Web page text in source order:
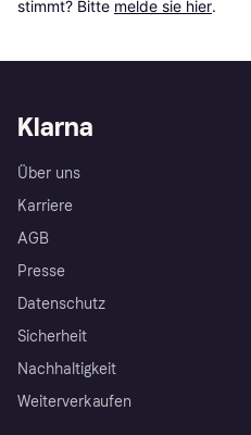
stimmt? Bitte melde sie hier.
Klarna
Über uns
Karriere
AGB
Presse
Datenschutz
Sicherheit
Nachhaltigkeit
Weiterverkaufen